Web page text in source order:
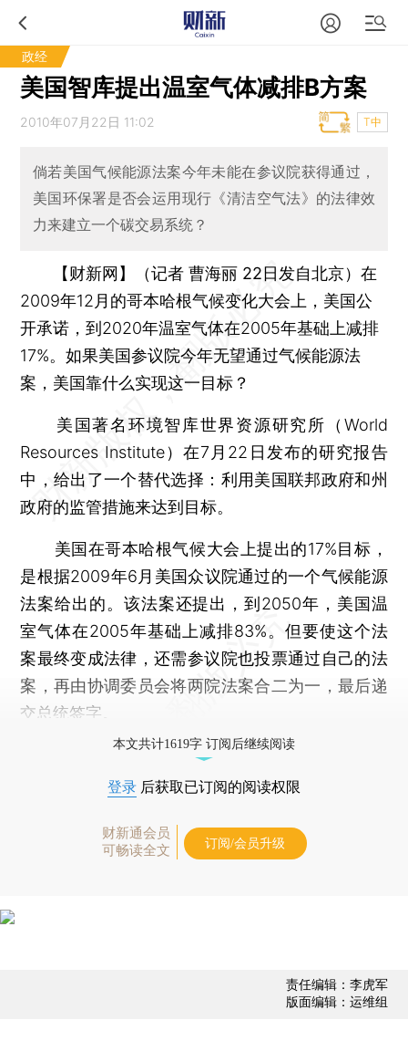
政经
美国智库提出温室气体减排B方案
2010年07月22日 11:02 T中
倘若美国气候能源法案今年未能在参议院获得通过，
美国环保署是否会运用现行《清洁空气法》的法律效
力来建立一个碳交易系统？
【财新网】（记者 曹海丽 22日发自北京）在
2009年12月的哥本哈根气候变化大会上，美国公
开承诺，到2020年温室气体在2005年基础上减排
17%。如果美国参议院今年无望通过气候能源法
案，美国靠什么实现这一目标？
美国著名环境智库世界资源研究所（World
Resources Institute）在7月22日发布的研究报告
中，给出了一个替代选择：利用美国联邦政府和州
政府的监管措施来达到目标。
美国在哥本哈根气候大会上提出的17%目标，
是根据2009年6月美国众议院通过的一个气候能源
法案给出的。该法案还提出，到2050年，美国温
室气体在2005年基础上减排83%。但要使这个法
案最终变成法律，还需参议院也投票通过自己的法
案，再由协调委员会将两院法案合二为一，最后递
交总统签字。
本文共计1619字 订阅后继续阅读
登录 后获取已订阅的阅读权限
财新通会员
可畅读全文
订阅/会员升级
责任编辑：李虎军
版面编辑：运维组